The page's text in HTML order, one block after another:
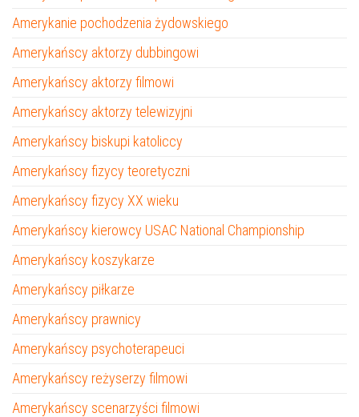
Amerykanie pochodzenia żydowskiego
Amerykańscy aktorzy dubbingowi
Amerykańscy aktorzy filmowi
Amerykańscy aktorzy telewizyjni
Amerykańscy biskupi katoliccy
Amerykańscy fizycy teoretyczni
Amerykańscy fizycy XX wieku
Amerykańscy kierowcy USAC National Championship
Amerykańscy koszykarze
Amerykańscy piłkarze
Amerykańscy prawnicy
Amerykańscy psychoterapeuci
Amerykańscy reżyserzy filmowi
Amerykańscy scenarzyści filmowi